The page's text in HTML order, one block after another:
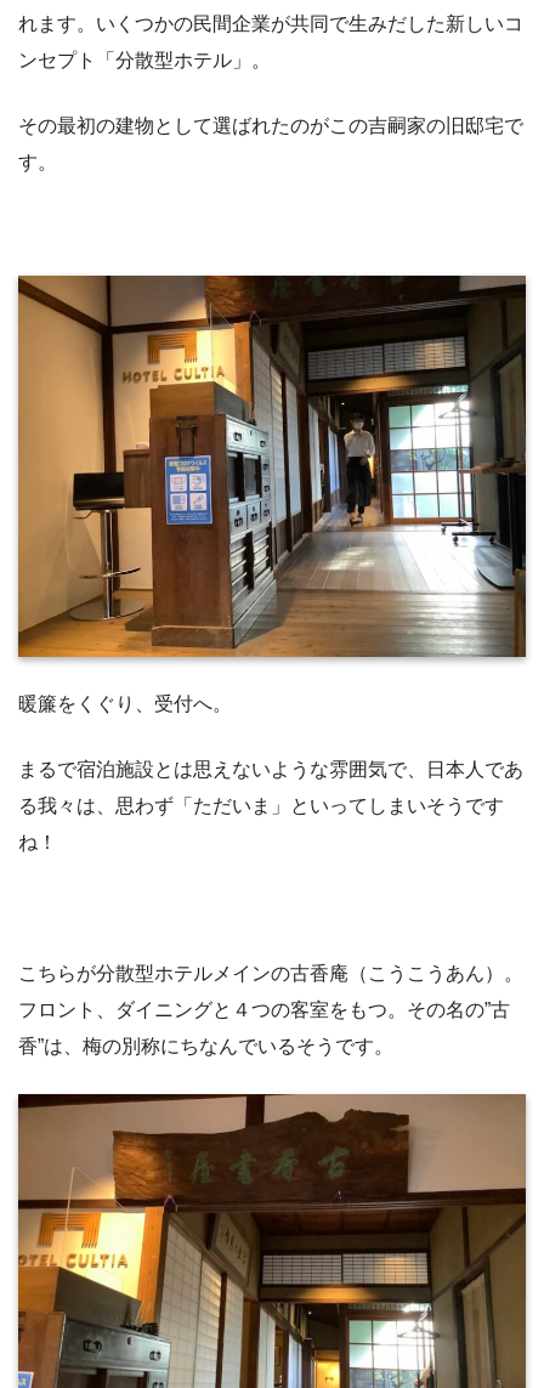
れます。いくつかの民間企業が共同で生みだした新しいコ
ンセプト「分散型ホテル」。
その最初の建物として選ばれたのがこの吉嗣家の旧邸宅で
す。
暖簾をくぐり、受付へ。
まるで宿泊施設とは思えないような雰囲気で、日本人であ
る我々は、思わず「ただいま」といってしまいそうです
ね！
こちらが分散型ホテルメインの古香庵（こうこうあん）。
フロント、ダイニングと４つの客室をもつ。その名の”古
香”は、梅の別称にちなんでいるそうです。